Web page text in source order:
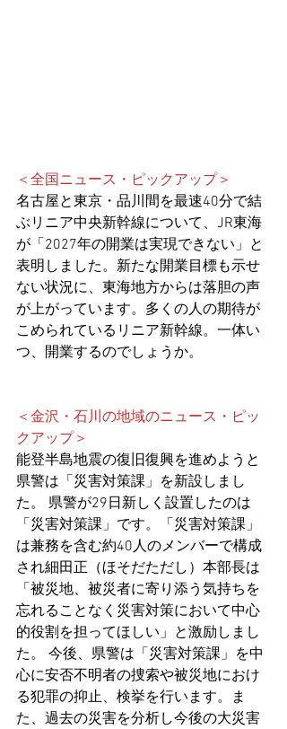
＜全国ニュース・ピックアップ＞
名古屋と東京・品川間を最速40分で結
ぶリニア中央新幹線について、JR東海
が「2027年の開業は実現できない」と
表明しました。新たな開業目標も示せ
ない状況に、東海地方からは落胆の声
が上がっています。多くの人の期待が
こめられているリニア新幹線。一体い
つ、開業するのでしょうか。
＜金沢・石川の地域のニュース・ピッ
クアップ＞
能登半島地震の復旧復興を進めようと
県警は「災害対策課」を新設しまし
た。 県警が29日新しく設置したのは
「災害対策課」です。「災害対策課」
は兼務を含む約40人のメンバーで構成
され細田正（ほそだただし）本部長は
「被災地、被災者に寄り添う気持ちを
忘れることなく災害対策において中心
的役割を担ってほしい」と激励しまし
た。 今後、県警は「災害対策課」を中
心に安否不明者の捜索や被災地におけ
る犯罪の抑止、検挙を行います。ま
た、過去の災害を分析し今後の大災害